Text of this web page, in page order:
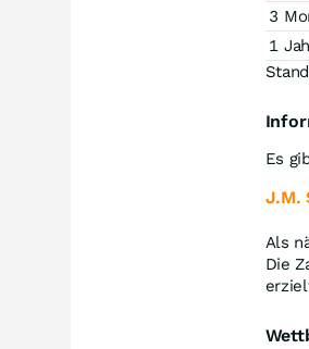
3
1
Es
J.M.
Als
Die